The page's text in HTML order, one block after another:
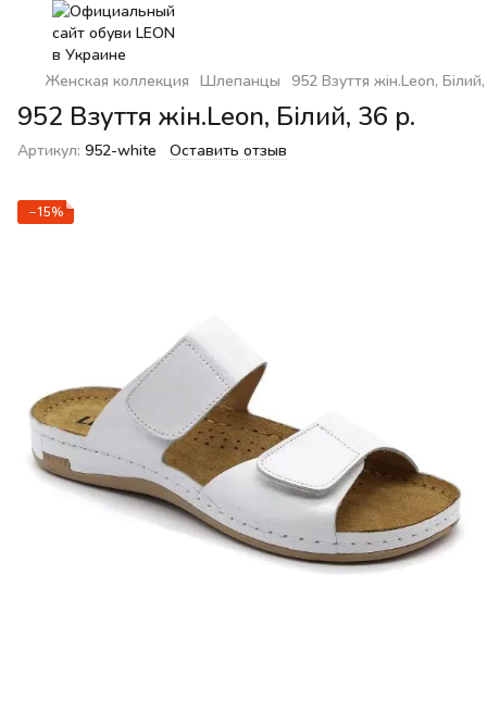
Женская коллекция Шлепанцы 952 Взуття жін.Leon,
952 Взуття жін.Leon, Білий, 36 р.
Артикул: 952-white Оставить отзыв
−15%